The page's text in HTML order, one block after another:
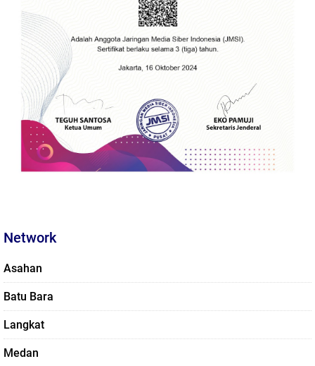
Network
Asahan
Batu Bara
Langkat
Medan